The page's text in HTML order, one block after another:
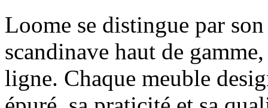
Loome se distingue par
scandinave haut de
ligne. Chaque meuble